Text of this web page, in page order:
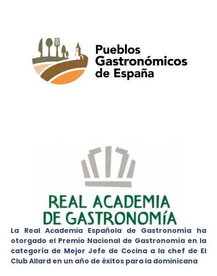
La Real AcademiaEspañola de Gastronomía ha
otorgado el Premio Nacional de Gastronomía en la
categoría de Mejor Jefe de Cocina a la chef de El
Club Allard en un año de éxitos para la dominicana